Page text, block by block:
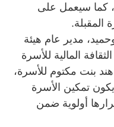
ضمن 3 دفعات، كما سيعمل على
مدير عام هيئة
المالية للأسرة
بنت مكتوم للأسرة،
يكون تمكين الأسرة
أولوية ضمن